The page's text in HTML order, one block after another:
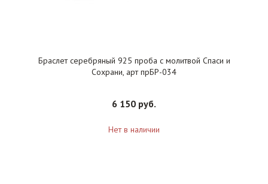
Браслет серебряный 925 проба с молитвой Спаси и
Сохрани, арт прБР-034
6 150 руб.
Нет в наличии